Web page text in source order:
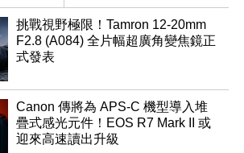
挑戰視野極限！Tamron 12-20mm
F2.8 (A084) 全片幅超廣角變焦鏡正
式發表
Canon 傳將為 APS-C 機型導入堆
疊式感光元件！EOS R7 Mark II 或
迎來高速讀出升級